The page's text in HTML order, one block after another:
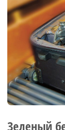
Зеленый